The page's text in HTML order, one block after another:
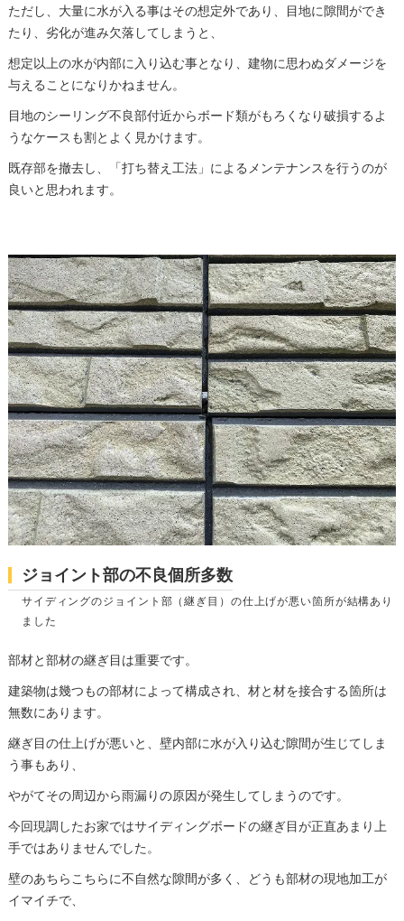
ただし、大量に水が入る事はその想定外であり、目地に隙間ができ
たり、劣化が進み欠落してしまうと、
想定以上の水が内部に入り込む事となり、建物に思わぬダメージを
与えることになりかねません。
目地のシーリング不良部付近からボード類がもろくなり破損するよ
うなケースも割とよく見かけます。
既存部を撤去し、「打ち替え工法」によるメンテナンスを行うのが
良いと思われます。
ジョイント部の不良個所多数
サイディングのジョイント部（継ぎ目）の仕上げが悪い箇所が結構あり
ました
部材と部材の継ぎ目は重要です。
建築物は幾つもの部材によって構成され、材と材を接合する箇所は
無数にあります。
継ぎ目の仕上げが悪いと、壁内部に水が入り込む隙間が生じてしま
う事もあり、
やがてその周辺から雨漏りの原因が発生してしまうのです。
今回現調したお家ではサイディングボードの継ぎ目が正直あまり上
手ではありませんでした。
壁のあちらこちらに不自然な隙間が多く、どうも部材の現地加工が
イマイチで、